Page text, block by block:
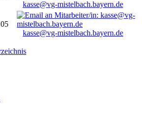
kasse@vg-mistelbach.bayern.de
kasse@vg-mistelbach.bayern.de